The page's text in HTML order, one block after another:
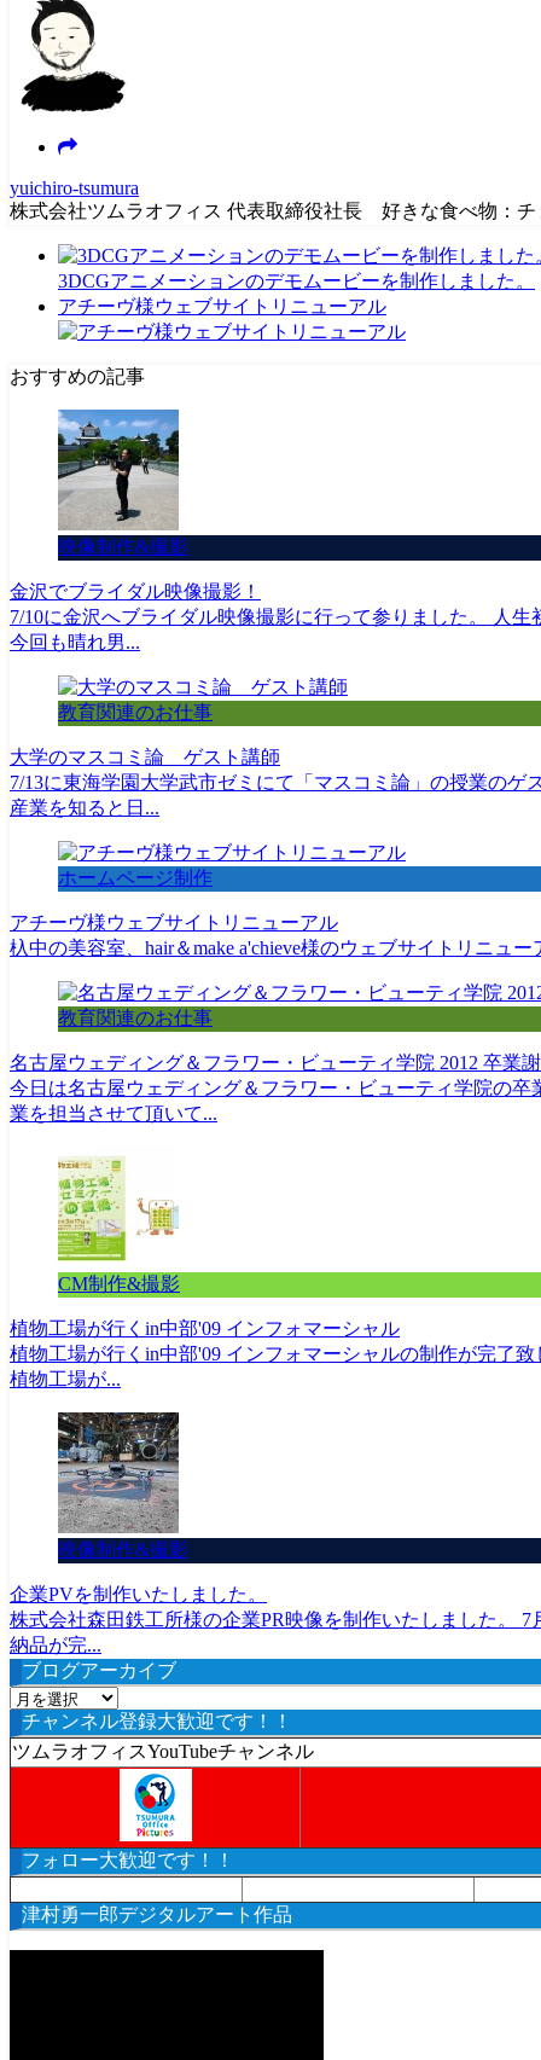
yuichiro-tsumura
株式会社ツムラオフィス 代表取締役社長 好きな食べ物
3DCGアニメーションのデモムービーを制作しました。
アチーヴ様ウェブサイトリニューアル
おすすめの記事
映像制作&撮影
金沢でブライダル映像撮影！
7/10に金沢へブライダル映像撮影に行って参りました。 人
今回も晴れ男...
教育関連のお仕事
大学のマスコミ論 ゲスト講師
7/13に東海学園大学武市ゼミにて「マスコミ論」の授業の
産業を知ると日...
ホームページ制作
アチーヴ様ウェブサイトリニューアル
杁中の美容室、hair＆make a'chieve様のウェブサイトリニュ
教育関連のお仕事
名古屋ウェディング＆フラワー・ビューティ学院 2012 卒業
今日は名古屋ウェディング＆フラワー・ビューティ学院の
業を担当させて頂いて...
CM制作&撮影
植物工場が行くin中部'09 インフォマーシャル
植物工場が行くin中部'09 インフォマーシャルの制作が完了
植物工場が...
映像制作&撮影
企業PVを制作いたしました。
株式会社森田鉄工所様の企業PR映像を制作いたしました。
納品が完...
ブログアーカイブ
ブ
ロ
グ
ア
イ
ブ
チャンネル登録大歓迎です！！
ツムラオフィスYouTubeチャンネル
フォロー大歓迎です！！
津村勇一郎デジタルアート作品